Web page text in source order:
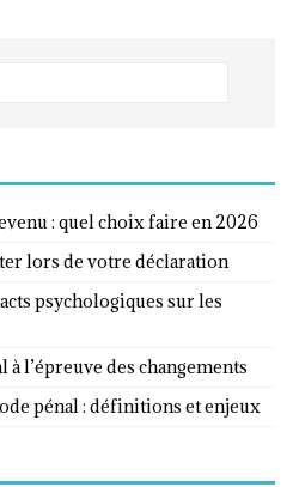
: quel choix faire en 2026
lors de votre déclaration
psychologiques sur les
à l’épreuve des changements
pénal : définitions et enjeux